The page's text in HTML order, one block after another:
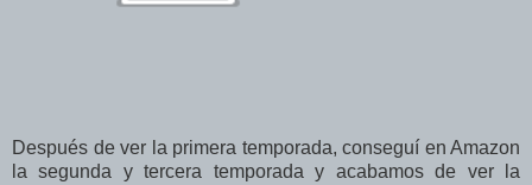
Después de ver la primera temporada, conseguí en Amazon
la segunda y tercera temporada y acabamos de ver la